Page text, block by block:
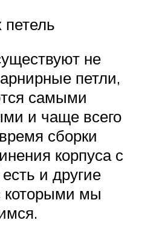
не
петли,
самыми
и чаще всего
сборки
корпуса с
и другие
которыми мы